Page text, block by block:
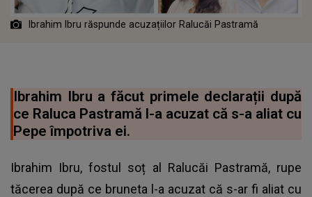
Ibrahim Ibru răspunde acuzațiilor Ralucăi Pastramă
Ibrahim Ibru a făcut primele declarații după
ce Raluca Pastramă l-a acuzat că s-a aliat cu
Pepe împotriva ei.
Ibrahim Ibru, fostul soț al Ralucăi Pastramă, rupe
tăcerea după ce bruneta l-a acuzat că s-ar fi aliat cu